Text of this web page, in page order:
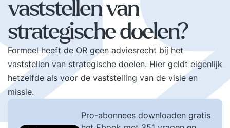
vaststellen van
strategische doelen?
Formeel heeft de OR geen adviesrecht bij het
vaststellen van strategische doelen. Hier geldt eigenlijk
hetzelfde als voor de vaststelling van de visie en
missie.
Pro-abonnees downloaden gratis